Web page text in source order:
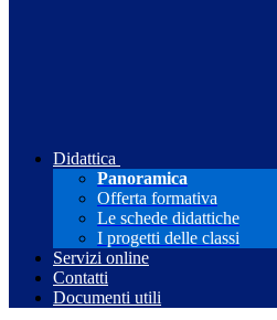
Didattica
Panoramica
Offerta formativa
Le schede didattiche
I progetti delle classi
Servizi online
Contatti
Documenti utili